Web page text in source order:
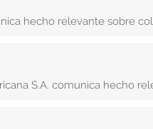
hecho relevante sobre
S.A. comunica hecho